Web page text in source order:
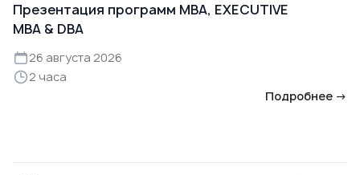
Презентация программ MBA, EXECUTIVE
MBA & DBA
26 августа 2026
2 часа
Подробнее →